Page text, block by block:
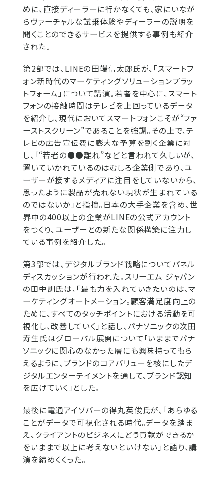
めに、直接ディーラーに行かなくても、家にいなが
らヴァーチャルな試乗体験やディーラーの説明を
聞くことのできるサービスを提供する事例も紹介
された。
第2部では、LINEの田端信太郎氏が、「スマートフ
ォン新時代のマーケティングソリューションプラッ
トフォーム」について講演。若者を中心に、スマート
フォンの接触時間はテレビを上回っているデータ
を紹介し、現代においてスマートフォンこそが“ファ
ーストスクリーン”であることを強調。その上で、テ
レビの広告宣伝費に膨大な予算を割く企業に対
し、「“若者の●●離れ”などと言われて久しいが、
置いていかれているのはむしろ企業側であり、ユ
ーザーが接するメディアに注目をしていないから、
思ったように製品が売れない現状が生まれている
のではないか」と指摘。日本の大手企業を含め、世
界中の400以上の企業がLINEの公式アカウント
をつくり、ユーザーとの新たな関係構築に注力し
ている事例を紹介した。
第3部では、デジタルブランド戦略についてパネル
ディスカッションが行われた。スリーエム ジャパン
の田中訓氏は、「最も力を入れていきたいのは、マ
ーケティングオートメーション。顧客満足度向上の
ために、すべてのタッチポイントにおける活動を可
視化し、改善していく」と話し、パナソニックの次田
寿生氏はグローバル展開について「いままでパナ
ソニックに関心のなかった層にも興味持ってもら
えるように、ブランドのコアバリューを核にしたデ
ジタルエンターテイメントを通して、ブランド認知
を広げていく」とした。
最後に電通アイソバーの得丸英俊氏が、「あらゆる
ことがデータで可視化される時代。データを踏ま
え、クライアントのビジネスにどう貢献ができるか
をいままで以上に考えないといけない」と語り、講
演を締めくくった。